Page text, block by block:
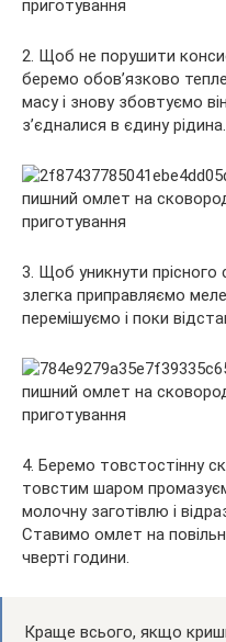
2. Щоб не порушити
беремо обов’язково
масу і знову збовтуємо
з’єдналися в єдину рідина.
3. Щоб уникнути прісного
злегка приправляємо
перемішуємо і поки
4. Беремо товстостінну
товстим шаром
молочну заготівлю і
Ставимо омлет на
чверті години.
Краще всього, якщо